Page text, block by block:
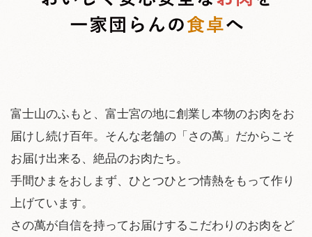
富士山のふもと、富士宮の地に創業し本物のお肉をお
届けし続け百年。そんな老舗の「さの萬」だからこそ
お届け出来る、絶品のお肉たち。
手間ひまをおしまず、ひとつひとつ情熱をもって作り
上げています。
さの萬が自信を持ってお届けするこだわりのお肉をど